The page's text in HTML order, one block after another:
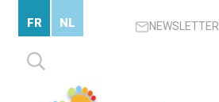
contenu
principal
NEWSLETTER
Rechercher :
FR NL